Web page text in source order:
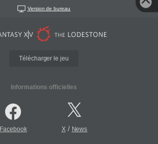
Version de bureau
Télécharger le jeu
Informations officielles
Facebook X/ News